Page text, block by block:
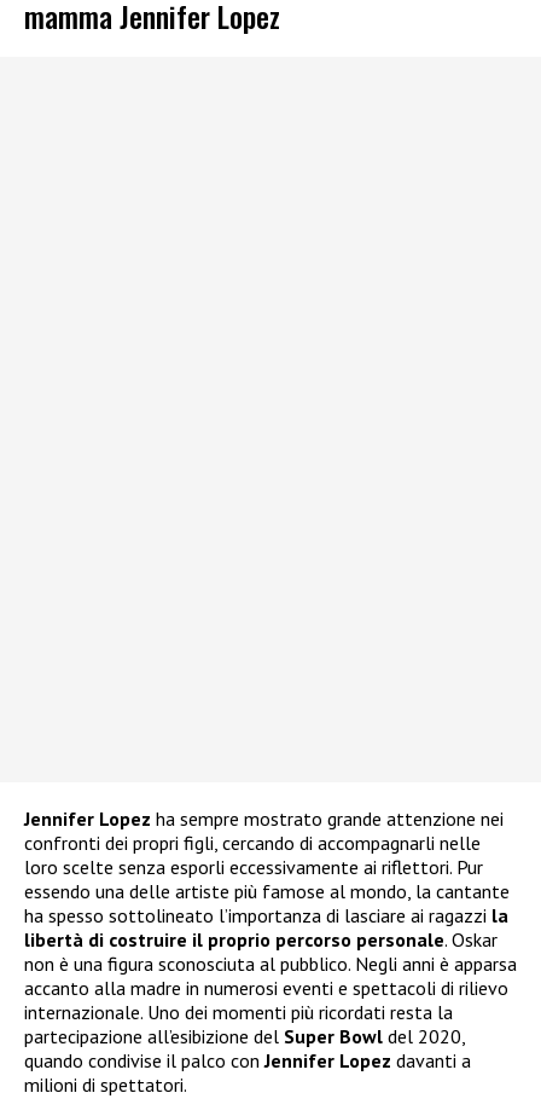
mamma Jennifer Lopez
Jennifer Lopez ha sempre mostrato grande attenzione nei
confronti dei propri figli, cercando di accompagnarli nelle
loro scelte senza esporli eccessivamente ai riflettori. Pur
essendo una delle artiste più famose al mondo, la cantante
ha spesso sottolineato l’importanza di lasciare ai ragazzi la
libertà di costruire il proprio percorso personale. Oskar
non è una figura sconosciuta al pubblico. Negli anni è apparsa
accanto alla madre in numerosi eventi e spettacoli di rilievo
internazionale. Uno dei momenti più ricordati resta la
partecipazione all’esibizione del Super Bowl del 2020,
quando condivise il palco conJennifer Lopez davanti a
milioni di spettatori.